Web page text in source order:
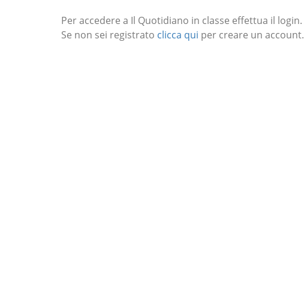
Per accedere a Il Quotidiano in classe effettua il login.
Se non sei registrato clicca qui per creare un account.